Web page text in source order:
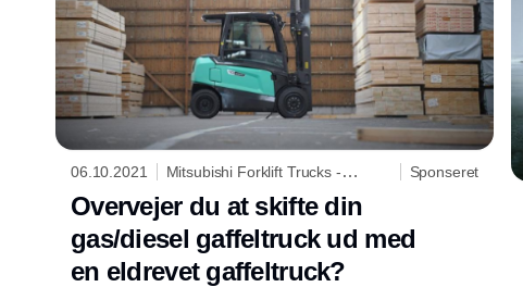
06.10.2021
Mitsubishi Forklift Trucks -
Sponseret
Overvejer du at skifte din
gas/diesel gaffeltruck ud med
en eldrevet gaffeltruck?